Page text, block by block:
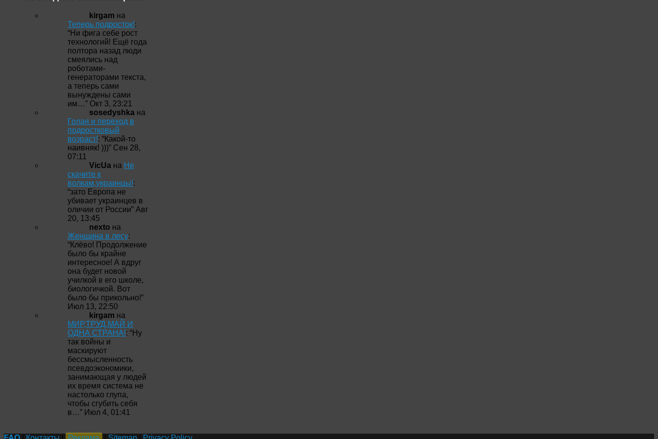
kirgam на
Теперь подросток!:
“Ни фига себе рост
технологий! Ещё года
полтора назад люди
смеялись над
роботами-
генераторами текста,
а теперь сами
вынуждены сами
им…” Окт 3, 23:21
sosedyshka на
Голая и переход в
подростковый
возраст!: “Какой-то
наивняк! )))” Сен 28,
07:11
VicUa на Не
скачите к
волкам,украинцы!:
“зато Европа не
убивает украинцев в
оличии от России” Авг
20, 13:45
nexto на
Женщина в лесу:
“Клёво! Продолжение
было бы крайне
интересное! А вдруг
она будет новой
училкой в его школе,
биологичкой. Вот
было бы прикольно!”
Июл 13, 22:50
kirgam на
МИР,ТРУД,МАЙ И
ОДНА СТРАНА!: “Ну
так войны и
маскируют
бессмысленность
псевдоэкономики,
занимающая у людей
их время система не
настолько глупа,
чтобы сгубить себя
в…” Июл 4, 01:41